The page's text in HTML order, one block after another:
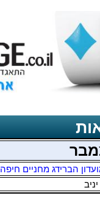
הברידג מחניים חיפה